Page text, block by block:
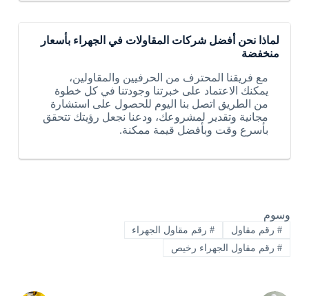
لماذا نحن أفضل شركات المقاولات في الجهراء بأسعار
منخفضة
مع فريقنا المحترف من الحرفيين والمقاولين،
يمكنك الاعتماد على خبرتنا وجودتنا في كل خطوة
من الطريق اتصل بنا اليوم للحصول على استشارة
مجانية وتقدير لمشروعك، ودعنا نجعل رؤيتك تتحقق
بأسرع وقت وبأفضل قيمة ممكنة.
وسوم
#رقم مقاول #رقم مقاول الجهراء
#رقم مقاول الجهراء رخيص